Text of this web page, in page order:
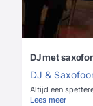
DJ met
DJ &
Altijd een
Lees meer